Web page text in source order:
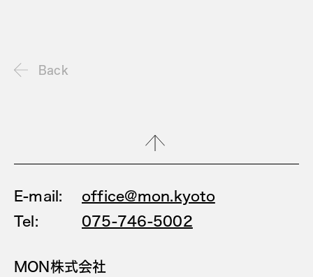
Back
E-mail:
office@mon.kyoto
Tel:
075-746-5002
MON株式会社